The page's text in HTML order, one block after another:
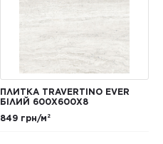
ПЛИТКА TRAVERTINO EVER
БІЛИЙ 600Х600Х8
849 грн/м²